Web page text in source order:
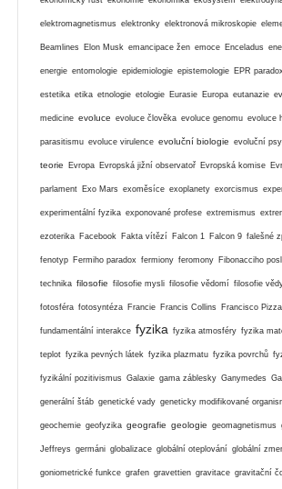
elektromagnetismus elektronky elektronová mikroskopie
Beamlines Elon Musk emancipace žen emoce Enceladus
energie entomologie epidemiologie epistemologie EPR paradox
estetika etika etnologie etologie Eurasie Europa eutanazie
medicine evoluce evoluce člověka evoluce genomu evoluce
parasitismu evoluce virulence evoluční biologie evoluční
teorie Evropa Evropská jižní observatoř Evropská komise
parlament Exo Mars exoměsíce exoplanety exorcismus
experimentální fyzika exponované profese extremismus
ezoterika Facebook Fakta vítězí Falcon 1 Falcon 9 falešné
fenotyp Fermiho paradox fermiony feromony Fibonacciho
technika filosofie filosofie mysli filosofie vědomí filosofie
fotosféra fotosyntéza Francie Francis Collins Francisco
fundamentální interakce fyzika fyzika atmosféry fyzika
teplot fyzika pevných látek fyzika plazmatu fyzika povrchů
fyzikální pozitivismus Galaxie gama záblesky Ganymedes
generální štáb genetické vady geneticky modifikované
geochemie geofyzika geografie geologie geomagnetismus
Jeffreys germáni globalizace globální oteplování globální
goniometrické funkce grafen gravettien gravitace gravitační